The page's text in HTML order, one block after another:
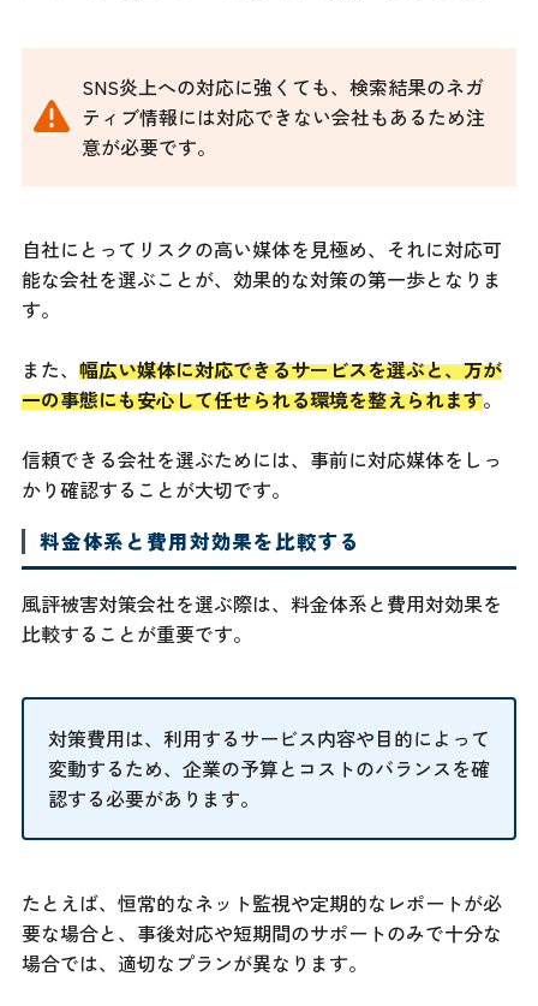
SNS炎上への対応に強くても、検索結果のネガ
ティブ情報には対応できない会社もあるため注
意が必要です。
自社にとってリスクの高い媒体を見極め、それに対応可
能な会社を選ぶことが、効果的な対策の第一歩となりま
す。
また、 幅広い媒体に対応できるサービスを選ぶと、万が
一の事態にも安心して任せられる環境を整えられます。
信頼できる会社を選ぶためには、事前に対応媒体をしっ
かり確認することが大切です。
料金体系と費用対効果を比較する
風評被害対策会社を選ぶ際は、料金体系と費用対効果を
比較することが重要です。
対策費用は、利用するサービス内容や目的によって
変動するため、企業の予算とコストのバランスを確
認する必要があります。
たとえば、恒常的なネット監視や定期的なレポートが必
要な場合と、事後対応や短期間のサポートのみで十分な
場合では、適切なプランが異なります。